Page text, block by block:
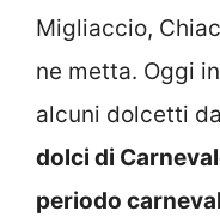
Migliaccio,
ne metta. Oggi
alcuni dolcetti
dolci di
periodo